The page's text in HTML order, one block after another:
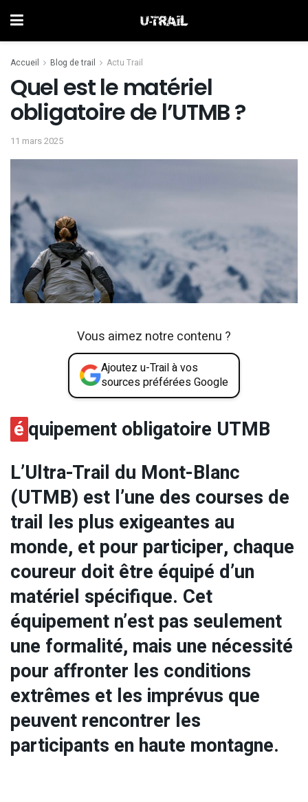
Accueil Blog de trail Actu Trail
Quel est le matériel
obligatoire de l’UTMB ?
11 mars 2025
Vous aimez notre contenu ?
Ajoutez u-Trail à vos
sources préférées Google
é quipement obligatoire UTMB
L’Ultra-Trail du Mont-Blanc
(UTMB) est l’une des courses de
trail les plus exigeantes au
monde, et pour participer, chaque
coureur doit être équipé d’un
matériel spécifique. Cet
équipement n’est pas seulement
une formalité, mais une nécessité
pour affronter les conditions
extrêmes et les imprévus que
peuvent rencontrer les
participants en haute montagne.